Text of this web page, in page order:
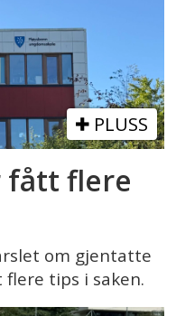
PLUSS
fått flere
om gjentatte
tips i saken.